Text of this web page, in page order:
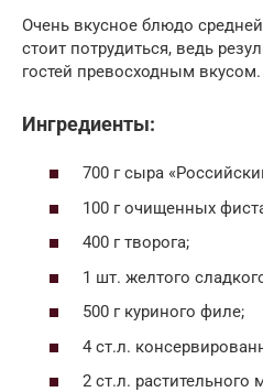
Очень вкусное блюдо
стоит потрудиться, ведь
гостей превосходным вкусом.
Ингредиенты:
700 г сыра
100 г очищенных
400 г творога;
1 шт. желтого
500 г куриного филе;
4 ст.л.
2 ст.л. растительного